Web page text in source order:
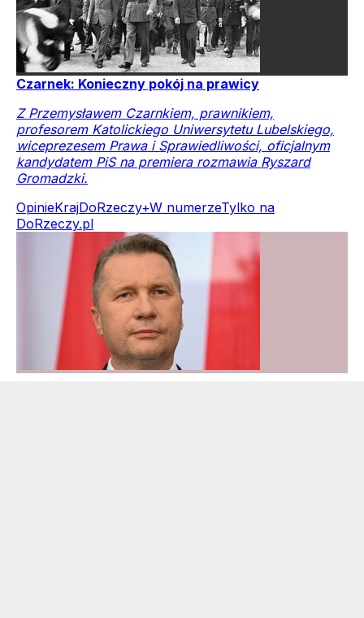
Czarnek: Konieczny pokój na prawicy
Z Przemysławem Czarnkiem, prawnikiem,
profesorem Katolickiego Uniwersytetu Lubelskiego,
wiceprezesem Prawa i Sprawiedliwości, oficjalnym
kandydatem PiS na premiera rozmawia Ryszard
Gromadzki.
OpinieKrajDoRzeczy+W numerzeTylko na
DoRzeczy.pl